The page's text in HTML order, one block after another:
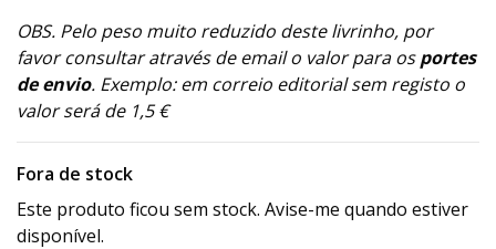
OBS. Pelo peso muito reduzido deste livrinho, por
favor consultar através de email o valor para osportes
de envio. Exemplo: em correio editorial sem registo o
valor será de 1,5 €
Fora de stock
Este produto ficou sem stock. Avise-me quando estiver
disponível.